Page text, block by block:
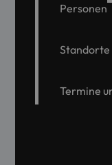
Personen
Standorte
Termine